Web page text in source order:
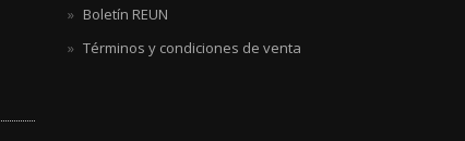
Boletín REUN
Términos y condiciones de venta